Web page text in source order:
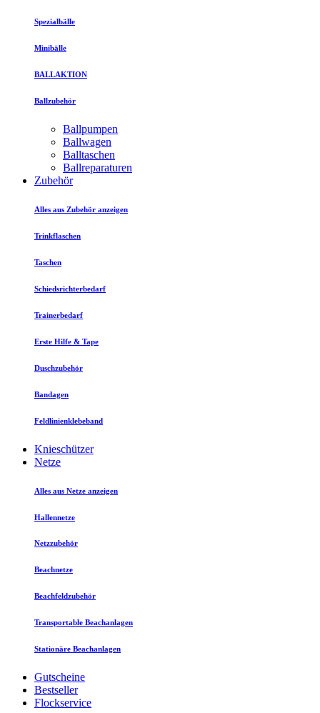
Spezialbälle
Minibälle
BALLAKTION
Ballzubehör
Ballpumpen
Ballwagen
Balltaschen
Ballreparaturen
Zubehör
Alles aus Zubehör anzeigen
Trinkflaschen
Taschen
Schiedsrichterbedarf
Trainerbedarf
Erste Hilfe & Tape
Duschzubehör
Bandagen
Feldlinienklebeband
Knieschützer
Netze
Alles aus Netze anzeigen
Hallennetze
Netzzubehör
Beachnetze
Beachfeldzubehör
Transportable Beachanlagen
Stationäre Beachanlagen
Gutscheine
Bestseller
Flockservice